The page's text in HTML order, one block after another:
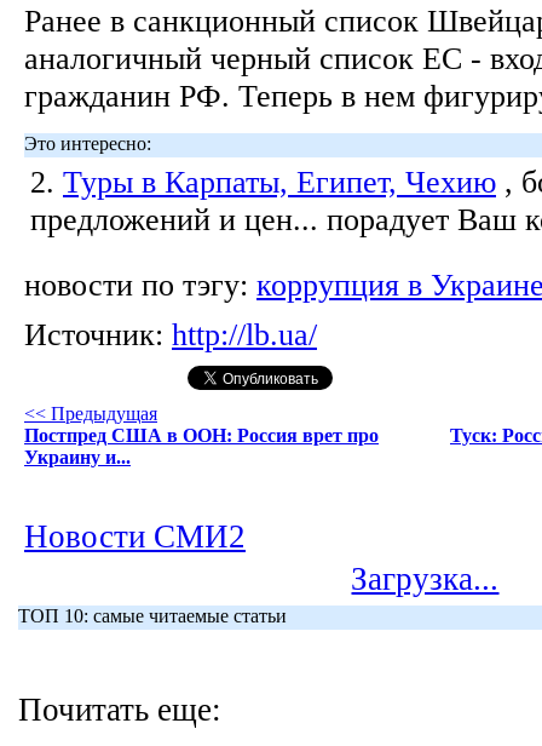
Ранее в санкционный список
аналогичный черный список ЕС -
гражданин РФ. Теперь в нем
Это интересно:
2. Туры в Карпаты, Египет, Чехию ,
предложений и цен... порадует Ваш
новости по тэгу: коррупция в
Источник: http://lb.ua/
<< Предыдущая
Постпред США в ООН: Россия врет про
Украину и...
Туск:
Новости СМИ2
Загрузка...
ТОП 10: самые читаемые статьи
Почитать еще: